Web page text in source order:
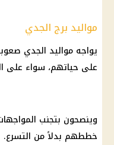
مواليد برج الجدي
يواجه مواليد الجدي
على حياتهم، سواء على
وينصحون بتجنب
خططهم بدلاً من التسرع.